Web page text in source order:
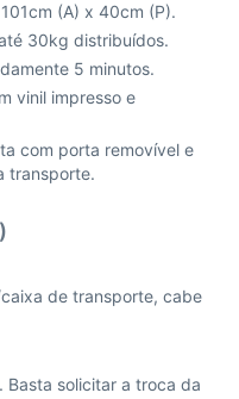
(A) x 40cm (P).
30kg distribuídos.
5 minutos.
vinil impresso e
com porta removível e
transporte.
de transporte, cabe
Basta solicitar a troca da